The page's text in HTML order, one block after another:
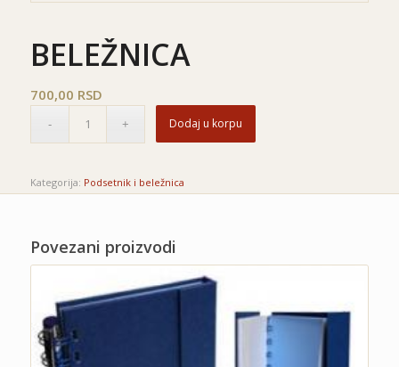
BELEŽNICA
700,00 RSD
Dodaj u korpu
Kategorija: Podsetnik i beležnica
Povezani proizvodi